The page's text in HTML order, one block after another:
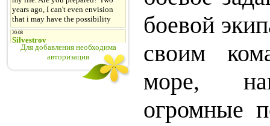
Для добавления необходима
авторизация
боевой
своим
море,
огромные